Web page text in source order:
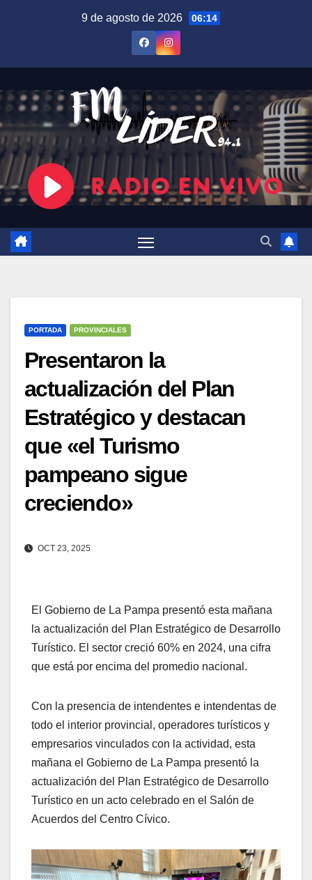
9 de agosto de 2026 06:14
PORTADA PROVINCIALES
Presentaron la
actualización del Plan
Estratégico y destacan
que «el Turismo
pampeano sigue
creciendo»
OCT 23, 2025
El Gobierno de La Pampa presentó esta mañana
la actualización del Plan Estratégico de Desarrollo
Turístico. El sector creció 60% en 2024, una cifra
que está por encima del promedio nacional.
Con la presencia de intendentes e intendentas de
todo el interior provincial, operadores turísticos y
empresarios vinculados con la actividad, esta
mañana el Gobierno de La Pampa presentó la
actualización del Plan Estratégico de Desarrollo
Turístico en un acto celebrado en el Salón de
Acuerdos del Centro Cívico.